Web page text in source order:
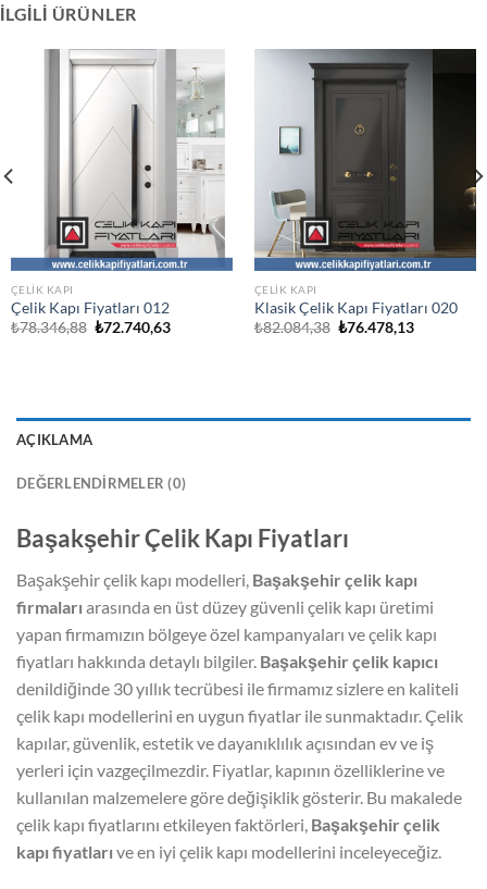
İLGILI ÜRÜNLER
ÇELIK KAPI
Çelik Kapı Fiyatları 012
₺78.346,88 Orijinal
₺72.740,63Şu
ÇELIK KAPI
Klasik Çelik Kapı Fiyatları 020
₺82.084,38 Orijinal
₺76.478,13Şu
AÇIKLAMA
DEĞERLENDIRMELER (0)
Başakşehir Çelik Kapı Fiyatları
Başakşehir çelik kapı modelleri, Başakşehir çelik kapı
firmaları arasında en üst düzey güvenli çelik kapı üretimi
yapan firmamızın bölgeye özel kampanyaları ve çelik kapı
fiyatları hakkında detaylı bilgiler. Başakşehir çelik kapıcı
denildiğinde 30 yıllık tecrübesi ile firmamız sizlere en kaliteli
çelik kapı modellerini en uygun fiyatlar ile sunmaktadır. Çelik
kapılar, güvenlik, estetik ve dayanıklılık açısından ev ve iş
yerleri için vazgeçilmezdir. Fiyatlar, kapının özelliklerine ve
kullanılan malzemelere göre değişiklik gösterir. Bu makalede
çelik kapı fiyatlarını etkileyen faktörleri, Başakşehir çelik
kapı fiyatları ve en iyi çelik kapı modellerini inceleyeceğiz.